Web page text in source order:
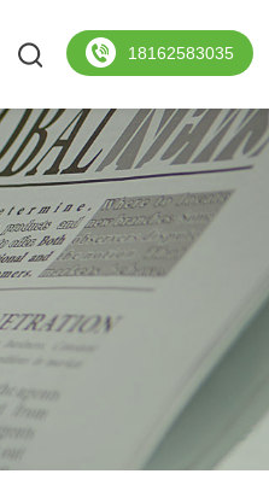
18162583035